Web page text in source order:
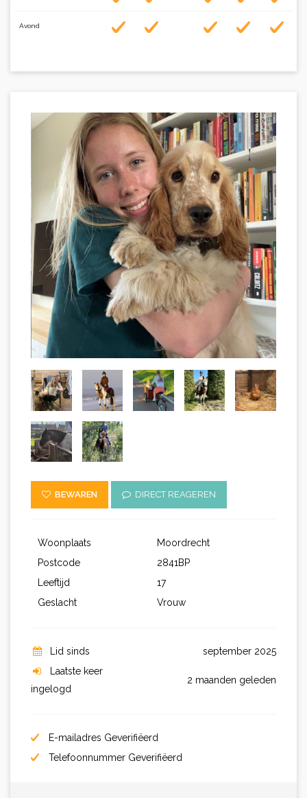
Avond
BEWAREN DIRECT REAGEREN
Woonplaats
Moordrecht
Postcode
2841BP
Leeftijd
17
Geslacht
Vrouw
Lid sinds
september 2025
Laatste keer
ingelogd
2 maanden geleden
E-mailadres Geverifiëerd
Telefoonnummer Geverifiëerd